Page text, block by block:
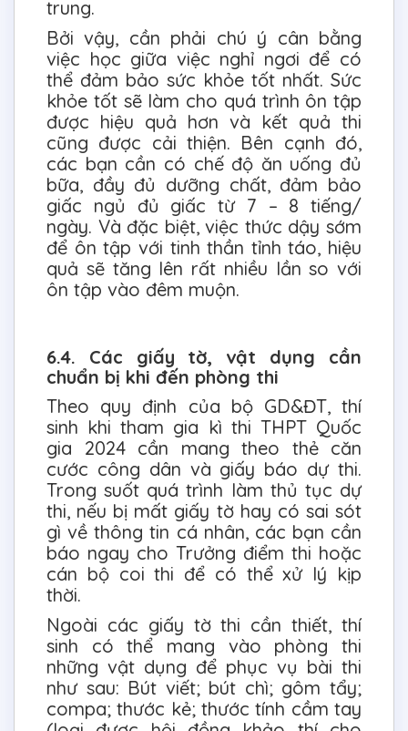
trung.
Bởi vậy, cần phải chú ý cân bằng
việc học giữa việc nghỉ ngơi để có
thể đảm bảo sức khỏe tốt nhất. Sức
khỏe tốt sẽ làm cho quá trình ôn tập
được hiệu quả hơn và kết quả thi
cũng được cải thiện. Bên cạnh đó,
các bạn cần có chế độ ăn uống đủ
bữa, đầy đủ dưỡng chất, đảm bảo
giấc ngủ đủ giấc từ 7 – 8 tiếng/
ngày. Và đặc biệt, việc thức dậy sớm
để ôn tập với tinh thần tỉnh táo, hiệu
quả sẽ tăng lên rất nhiều lần so với
ôn tập vào đêm muộn.
6.4. Các giấy tờ, vật dụng cần
chuẩn bị khi đến phòng thi
Theo quy định của bộ GD&ĐT, thí
sinh khi tham gia kì thi THPT Quốc
gia 2024 cần mang theo thẻ căn
cước công dân và giấy báo dự thi.
Trong suốt quá trình làm thủ tục dự
thi, nếu bị mất giấy tờ hay có sai sót
gì về thông tin cá nhân, các bạn cần
báo ngay cho Trưởng điểm thi hoặc
cán bộ coi thi để có thể xử lý kịp
thời.
Ngoài các giấy tờ thi cần thiết, thí
sinh có thể mang vào phòng thi
những vật dụng để phục vụ bài thi
như sau: Bút viết; bút chì; gôm tẩy;
compa; thước kẻ; thước tính cầm tay